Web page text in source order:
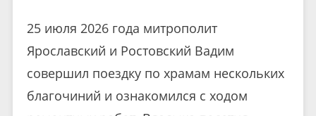
25 июля 2026 года митрополит
Ярославский и Ростовский Вадим
совершил поездку по храмам нескольких
благочиний и ознакомился с ходом